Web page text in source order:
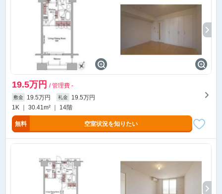
19.5万円 / 管理費 -
敷金 19.5万円 礼金
19.5万円
1K ｜ 30.41m² ｜ 14階
無料 空室状況を知りたい